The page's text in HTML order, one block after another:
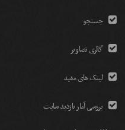
جستجو
گالری تصاویر
لینک های مفید
بررسی آمار بازدید سایت